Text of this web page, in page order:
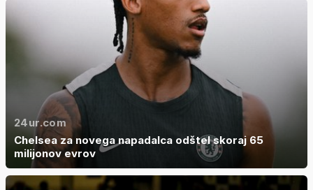
24ur.com
Chelsea za novega napadalca odštel skoraj 65
milijonov evrov